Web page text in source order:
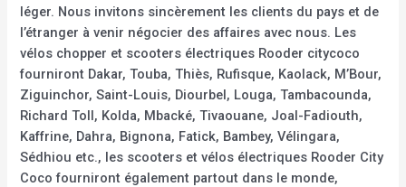
léger. Nous invitons sincèrement les clients du pays et de
l’étranger à venir négocier des affaires avec nous. Les
vélos chopper et scooters électriques Rooder citycoco
fourniront Dakar, Touba, Thiès, Rufisque, Kaolack, M’Bour,
Ziguinchor, Saint-Louis, Diourbel, Louga, Tambacounda,
Richard Toll, Kolda, Mbacké, Tivaouane, Joal-Fadiouth,
Kaffrine, Dahra, Bignona, Fatick, Bambey, Vélingara,
Sédhiou etc., les scooters et vélos électriques Rooder City
Coco fourniront également partout dans le monde,